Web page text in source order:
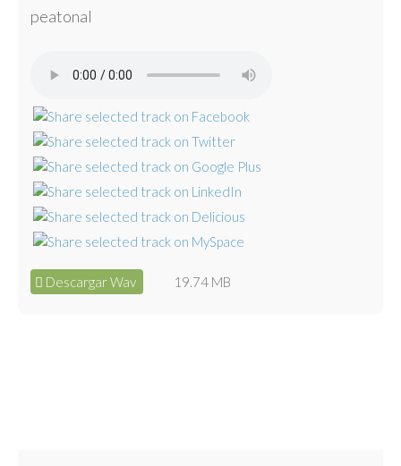
peatonal
Descargar Wav 19.74 MB